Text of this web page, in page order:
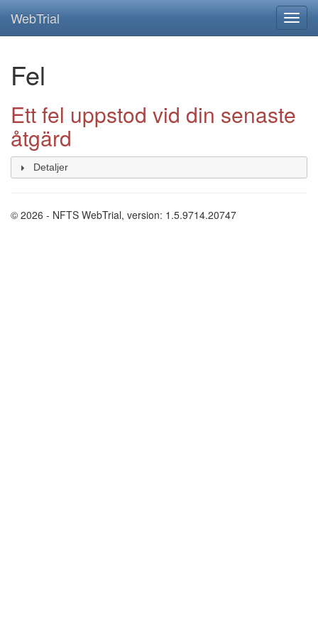
WebTrial
Fel
Ett fel uppstod vid din senaste
åtgärd
Detaljer
© 2026 - NFTS WebTrial, version: 1.5.9714.20747